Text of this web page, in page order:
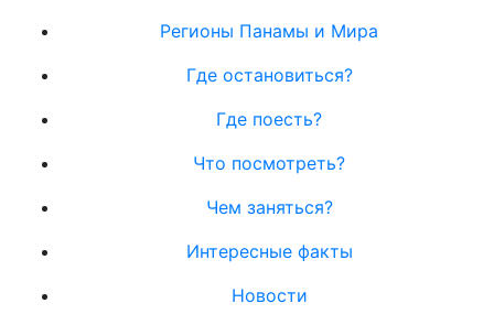
Регионы Панамы и Мира
Где остановиться?
Где поесть?
Что посмотреть?
Чем заняться?
Интересные факты
Новости